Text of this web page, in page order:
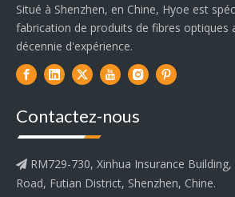
Situé à Shenzhen, en Chine, Hyoe est
fabrication de produits de fibres optiques
décennie d'expérience.
Contactez-nous
 RM729-730, Xinhua Insurance
Road, Futian District, Shenzhen, Chine.